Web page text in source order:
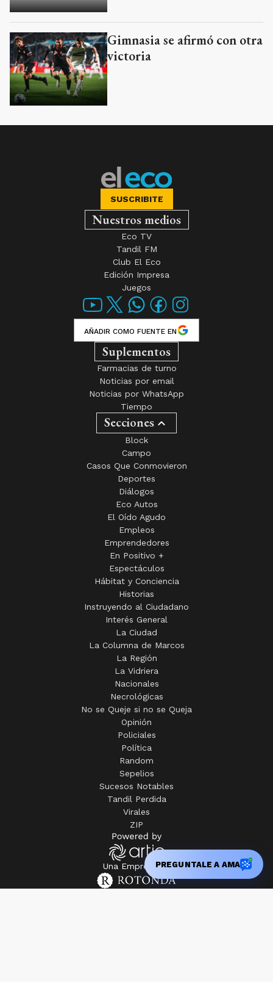
Gimnasia se afirmó con otra
victoria
SUSCRIBITE
Nuestros medios
Eco TV
Tandil FM
Club El Eco
Edición Impresa
Juegos
AÑADIR COMO FUENTE EN
Suplementos
Farmacias de turno
Noticias por email
Noticias por WhatsApp
Tiempo
Secciones
Block
Campo
Casos Que Conmovieron
Deportes
Diálogos
Eco Autos
El Oído Agudo
Empleos
Emprendedores
En Positivo +
Espectáculos
Hábitat y Conciencia
Historias
Instruyendo al Ciudadano
Interés General
La Ciudad
La Columna de Marcos
La Región
La Vidriera
Nacionales
Necrológicas
No se Queje si no se Queja
Opinión
Policiales
Política
Random
Sepelios
Sucesos Notables
Tandil Perdida
Virales
ZIP
Una Empresa dePREGUNTALE A AMA